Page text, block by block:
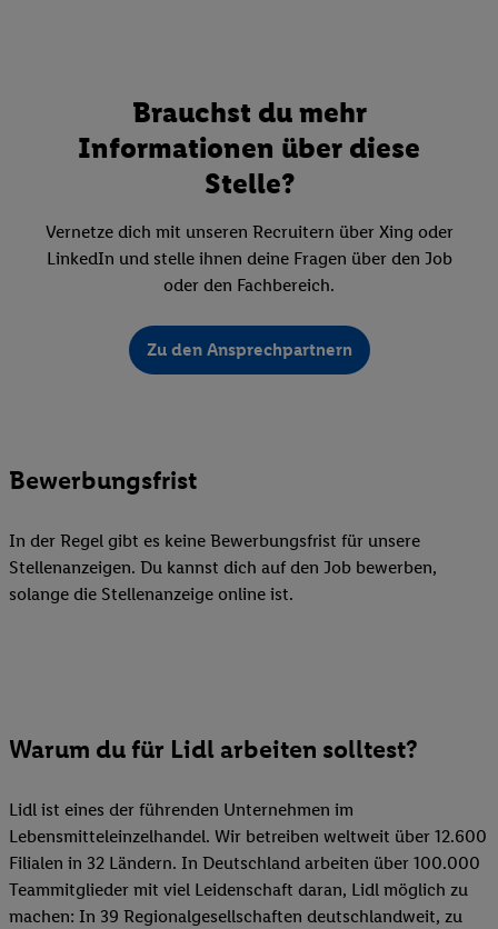
Brauchst du mehr
Informationen über diese
Stelle?
Vernetze dich mit unseren Recruitern über Xing oder
LinkedIn und stelle ihnen deine Fragen über den Job
oder den Fachbereich.
Zu den Ansprechpartnern
Bewerbungsfrist
In der Regel gibt es keine Bewerbungsfrist für unsere
Stellenanzeigen. Du kannst dich auf den Job bewerben,
solange die Stellenanzeige online ist.
Warum du für Lidl arbeiten solltest?
Lidl ist eines der führenden Unternehmen im
Lebensmitteleinzelhandel. Wir betreiben weltweit über 12.600
Filialen in 32 Ländern. In Deutschland arbeiten über 100.000
Teammitglieder mit viel Leidenschaft daran, Lidl möglich zu
machen: In 39 Regionalgesellschaften deutschlandweit, zu